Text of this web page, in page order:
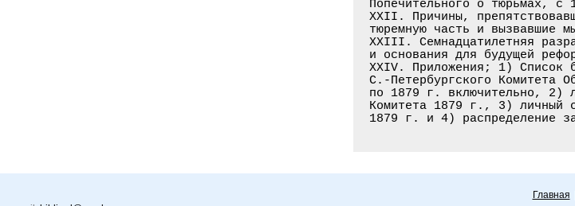
Попечительного о
XXII. Причины,
тюремную часть и
XXIII. Семнадцатилетняя
и основания для
XXIV. Приложения; 1) Список
С.-Петербургского Комитета
по 1879 г. включительно, 2)
Комитета 1879 г., 3) личный
Главная